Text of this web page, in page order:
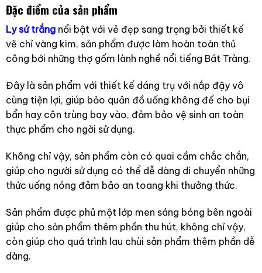
Đặc điểm của sản phẩm
Ly sứ trắng nổi bật với vẻ đẹp sang trọng bởi thiết kế
vẽ chỉ vàng kim, sản phẩm được làm hoàn toàn thủ
công bới những thợ gốm lành nghề nổi tiếng Bát Tràng.
Đây là sản phẩm với thiết kế dáng trụ với nắp đậy vô
cùng tiện lợi, giúp bảo quản đồ uống không để cho bụi
bẩn hay côn trùng bay vào, đảm bảo vệ sinh an toàn
thực phẩm cho ngời sử dụng.
Không chỉ vậy, sản phẩm còn có quai cầm chắc chắn,
giúp cho người sử dụng có thể dễ dàng di chuyển những
thức uống nóng đảm bảo an toang khi thưởng thức.
Sản phẩm được phủ một lớp men sáng bóng bên ngoài
giúp cho sản phẩm thêm phần thu hút, không chỉ vậy,
còn giúp cho quá trình lau chùi sản phẩm thêm phần dễ
dàng.